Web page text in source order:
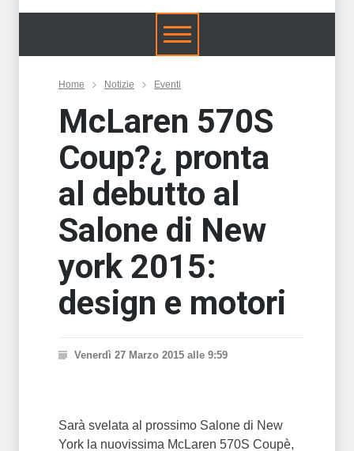
Home Notizie Eventi
McLaren 570S
Coup?¿ pronta
al debutto al
Salone di New
york 2015:
design e motori
Venerdì 27 Marzo 2015 alle 9:59
Sarà svelata al prossimo Salone di New
York la nuovissima McLaren 570S Coupè,